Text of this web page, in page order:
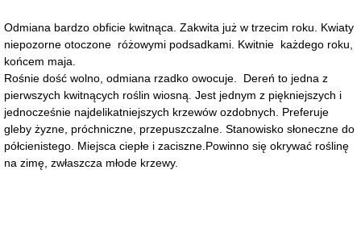
Odmiana bardzo obficie kwitnąca. Zakwita już w trzecim roku. Kwiaty
niepozorne otoczone różowymi podsadkami. Kwitnie każdego roku,
końcem maja.
Rośnie dość wolno, odmiana rzadko owocuje. Dereń to jedna z
pierwszych kwitnących roślin wiosną. Jest jednym z piękniejszych i
jednocześnie najdelikatniejszych krzewów ozdobnych. Preferuje
gleby żyzne, próchniczne, przepuszczalne. Stanowisko słoneczne do
półcienistego. Miejsca ciepłe i zaciszne.Powinno się okrywać roślinę
na zimę, zwłaszcza młode krzewy.